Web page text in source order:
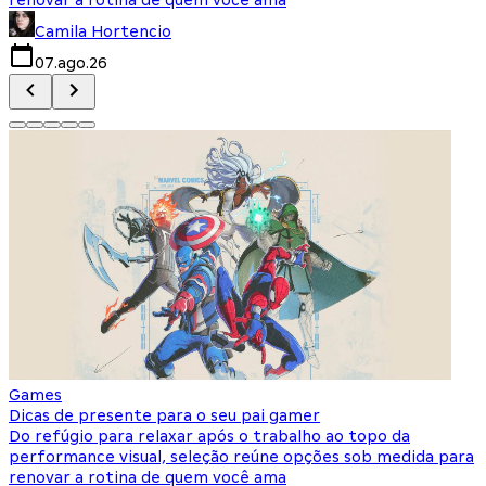
Camila Hortencio
07.ago.26
Games
Dicas de presente para o seu pai gamer
Do refúgio para relaxar após o trabalho ao topo da
performance visual, seleção reúne opções sob medida para
renovar a rotina de quem você ama